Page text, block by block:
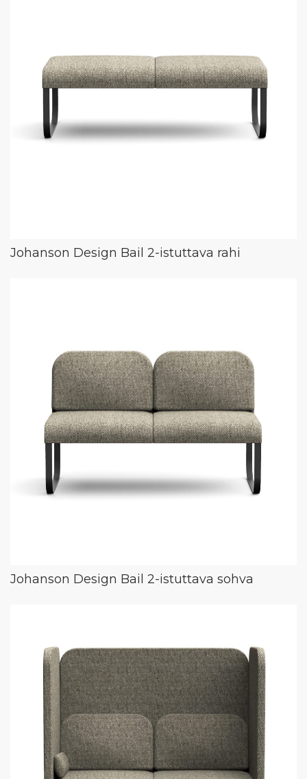
Johanson Design Bail 2-istuttava rahi
Johanson Design Bail 2-istuttava sohva